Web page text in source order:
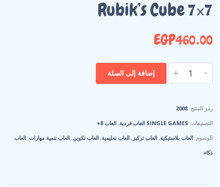
Rubik’s Cube 7×7
EGP460.00
-
+ إضافة إلى السلة
رمز المنتج: 2008
التصنيفات: SINGLE GAMES العاب فردية , العاب 8+
الوسوم: العاب بلاستيكية, العاب تركيز , العاب تعليمية, العاب تكوين, العاب تنمية مهارات, العاب
ذكاء